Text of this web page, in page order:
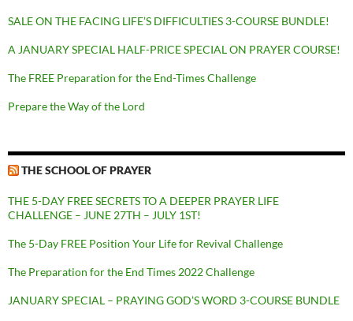
SALE ON THE FACING LIFE’S DIFFICULTIES 3-COURSE BUNDLE!
A JANUARY SPECIAL HALF-PRICE SPECIAL ON PRAYER COURSE!
The FREE Preparation for the End-Times Challenge
Prepare the Way of the Lord
THE SCHOOL OF PRAYER
THE 5-DAY FREE SECRETS TO A DEEPER PRAYER LIFE
CHALLENGE – JUNE 27TH – JULY 1ST!
The 5-Day FREE Position Your Life for Revival Challenge
The Preparation for the End Times 2022 Challenge
JANUARY SPECIAL – PRAYING GOD’S WORD 3-COURSE BUNDLE